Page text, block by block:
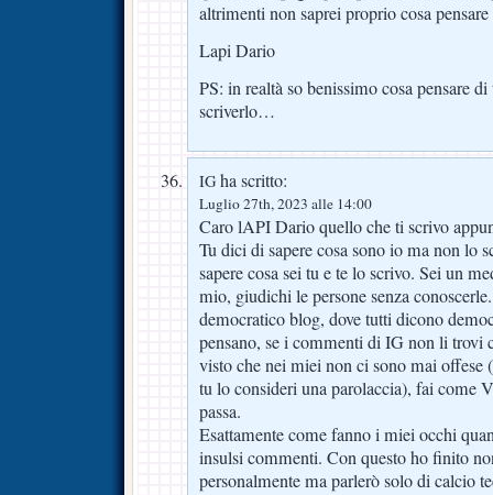
altrimenti non saprei proprio cosa
Lapi Dario
PS: in realtà so benissimo cosa pensare
scriverlo…
IG ha scritto:
Luglio 27th, 2023 alle 14:00
Caro lAPI Dario quello che ti scrivo
Tu dici di sapere cosa sono io ma non lo
sapere cosa sei tu e te lo scrivo. Sei un
mio, giudichi le persone senza
democratico blog, dove tutti dicono
pensano, se i commenti di IG non li trovi
visto che nei miei non ci sono mai
tu lo consideri una parolaccia), fai come
passa.
Esattamente come fanno i miei occhi
insulsi commenti. Con questo ho finito
personalmente ma parlerò solo di calcio